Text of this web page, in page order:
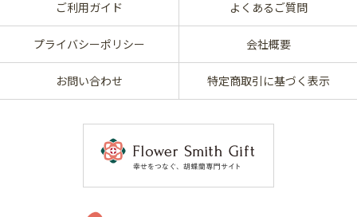
ご利用ガイド よくあるご質問
プライバシーポリシー 会社概要
お問い合わせ 特定商取引に基づく表示